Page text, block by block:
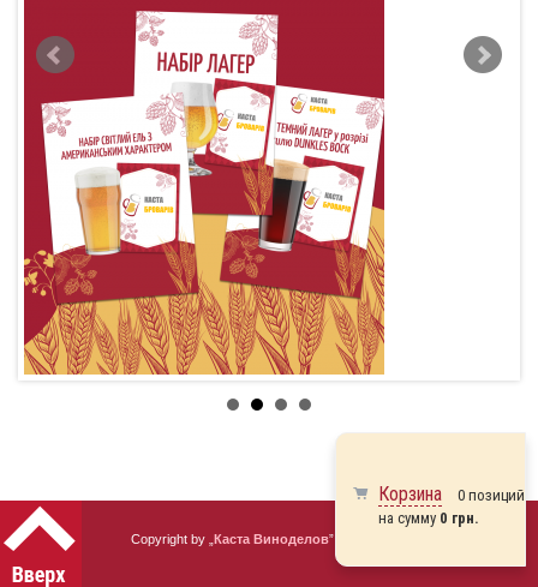
Copyright by „ Каста Виноделов” 2010 - 2026
Корзина
0 позиций
на сумму 0 грн.